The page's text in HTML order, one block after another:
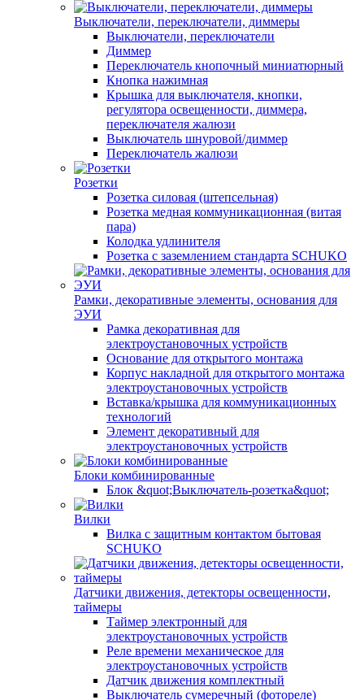
Выключатели, переключатели, диммеры
Выключатели, переключатели
Диммер
Переключатель кнопочный миниатюрный
Кнопка нажимная
Крышка для выключателя, кнопки,
регулятора освещенности, диммера,
переключателя жалюзи
Выключатель шнуровой/диммер
Переключатель жалюзи
Розетки
Розетка силовая (штепсельная)
Розетка медная коммуникационная (витая
пара)
Колодка удлинителя
Розетка с заземлением стандарта SCHUKO
Рамки, декоративные элементы, основания для
ЭУИ
Рамка декоративная для
электроустановочных устройств
Основание для открытого монтажа
Корпус накладной для открытого монтажа
электроустановочных устройств
Вставка/крышка для коммуникационных
технологий
Элемент декоративный для
электроустановочных устройств
Блоки комбинированные
Блок &quot;Выключатель-розетка&quot;
Вилки
Вилка с защитным контактом бытовая
SCHUKO
Датчики движения, детекторы освещенности,
таймеры
Таймер электронный для
электроустановочных устройств
Реле времени механическое для
электроустановочных устройств
Датчик движения комплектный
Выключатель сумеречный (фотореле)